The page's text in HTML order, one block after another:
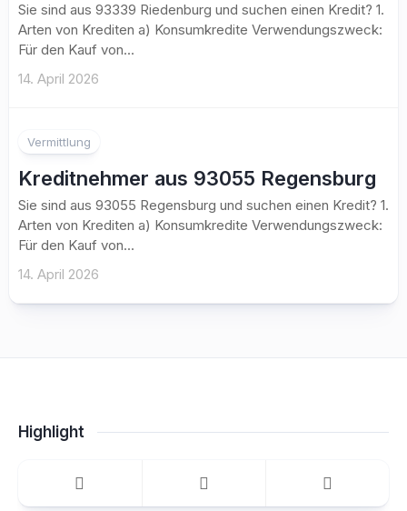
Sie sind aus 93339 Riedenburg und suchen einen Kredit? 1.
Arten von Krediten a) Konsumkredite Verwendungszweck:
Für den Kauf von...
14. April 2026
Vermittlung
Kreditnehmer aus 93055 Regensburg
Sie sind aus 93055 Regensburg und suchen einen Kredit? 1.
Arten von Krediten a) Konsumkredite Verwendungszweck:
Für den Kauf von...
14. April 2026
Highlight